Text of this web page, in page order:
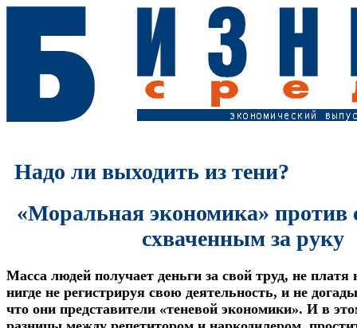
Надо ли выходить из тени?
«Моральная экономика» против
схваченным за руку
Масса людей получает деньги за свой труд, не платя
нигде не регистрируя свою деятельность, и не
что они представители «теневой экономики». И в